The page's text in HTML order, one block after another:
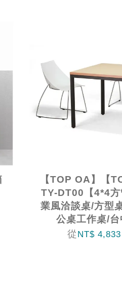
【TOP OA】【
TY-DT00【4*4方
業風洽談桌/方型
公桌工作桌/
從 NT$ 4,833